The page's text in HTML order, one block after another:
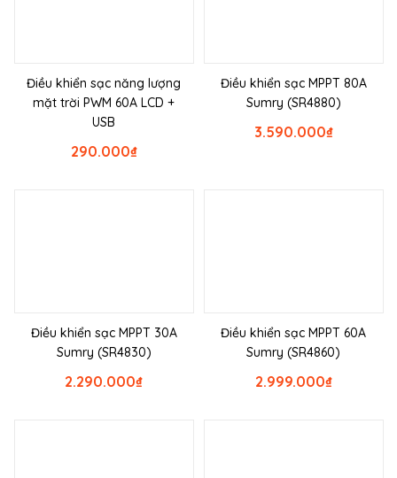
Điều khiển sạc năng lượng
mặt trời PWM 60A LCD +
USB
₫
290.000
Điều khiển sạc MPPT 80A
Sumry (SR4880)
₫
3.590.000
Điều khiển sạc MPPT 30A
Sumry (SR4830)
₫
2.290.000
Điều khiển sạc MPPT 60A
Sumry (SR4860)
₫
2.999.000